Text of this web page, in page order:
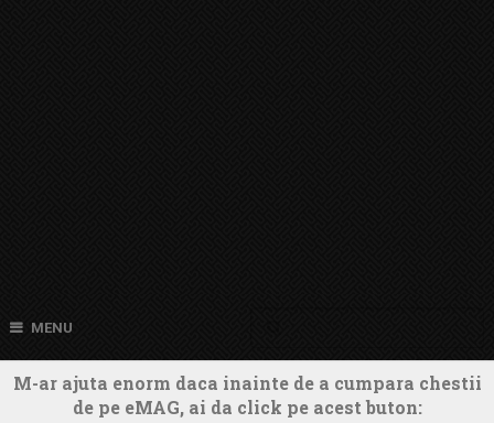
MENU
M-ar ajuta enorm daca inainte de a cumpara chestii
de pe eMAG, ai da click pe acest buton: